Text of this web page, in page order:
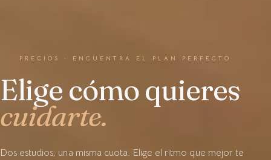
PRECIOS · ENCUENTRA EL PLAN PERFECTO
Elige cómo quieres
cuidarte.
Dos estudios; una misma cuota. Elige el ritmo que mejor te